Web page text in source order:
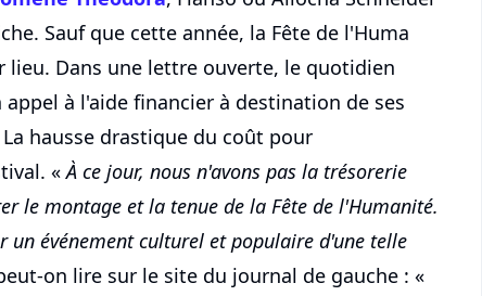
Sauf que cette année, la Fête de l'Huma
lieu. Dans une lettre ouverte, le quotidien
appel à l'aide financier à destination de ses
hausse drastique du coût pour
«À ce jour, nous n'avons pas la trésorerie
le montage et la tenue de la Fête de l'Humanité.
un événement culturel et populaire d'une telle
on lire sur le site du journal de gauche : «